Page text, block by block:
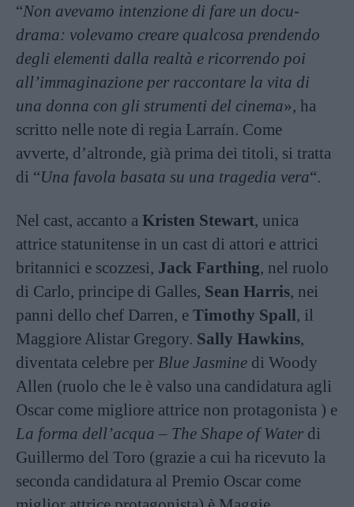
“Non avevamo intenzione di fare un docu-
drama: volevamo creare qualcosa prendendo
degli elementi dalla realtà e ricorrendo poi
all’immaginazione per raccontare la vita di
una donna con gli strumenti del cinema», ha
scritto nelle note di regia Larraín. Come
avverte, d’altronde, già prima dei titoli, si tratta
di “Una favola basata su una tragedia vera“.
Nel cast, accanto a Kristen Stewart, unica
attrice statunitense in un cast di attori e attrici
britannici e scozzesi, Jack Farthing, nel ruolo
di Carlo, principe di Galles, Sean Harris, nei
panni dello chef Darren, e Timothy Spall, il
Maggiore Alistar Gregory. Sally Hawkins,
diventata celebre per Blue Jasmine di Woody
Allen (ruolo che le è valso una candidatura agli
Oscar come migliore attrice non protagonista ) e
La forma dell’acqua – The Shape of Water di
Guillermo del Toro (grazie a cui ha ricevuto la
seconda candidatura al Premio Oscar come